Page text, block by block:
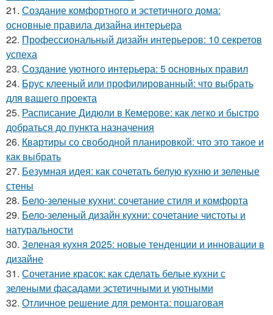
21. Создание комфортного и эстетичного дома:
основные правила дизайна интерьера
22. Профессиональный дизайн интерьеров: 10 секретов
успеха
23. Создание уютного интерьера: 5 основных правил
24. Брус клееный или профилированный: что выбрать
для вашего проекта
25. Расписание Дидюли в Кемерове: как легко и быстро
добраться до пункта назначения
26. Квартиры со свободной планировкой: что это такое и
как выбрать
27. Безумная идея: как сочетать белую кухню и зеленые
стены
28. Бело-зеленые кухни: сочетание стиля и комфорта
29. Бело-зеленый дизайн кухни: сочетание чистоты и
натуральности
30. Зеленая кухня 2025: новые тенденции и инновации в
дизайне
31. Сочетание красок: как сделать белые кухни с
зелеными фасадами эстетичными и уютными
32. Отличное решение для ремонта: пошаговая